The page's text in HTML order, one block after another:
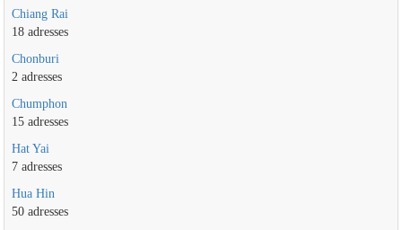
Chiang Rai
18 adresses
Chonburi
2 adresses
Chumphon
15 adresses
Hat Yai
7 adresses
Hua Hin
50 adresses